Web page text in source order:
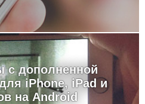
с дополненной
iPhone, iPad и
на Android